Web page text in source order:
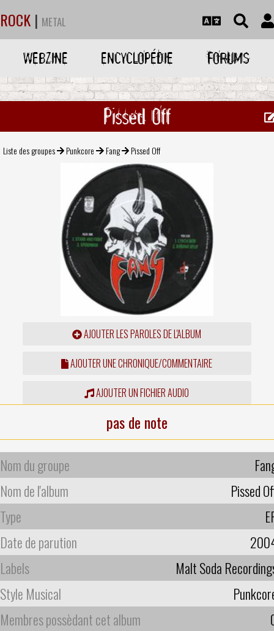
ROCK | METAL
WEBZINE ENCYCLOPÉDIE FORUMS
Pissed Off
Liste des groupes Punkcore Fang Pissed Off
AJOUTER LES PAROLES DE L'ALBUM
AJOUTER UNE CHRONIQUE/COMMENTAIRE
AJOUTER UN FICHIER AUDIO
pas de note
Nom du groupe
Nom de l'album
Pissed
Type
Date de parution
Labels
Malt Soda
Style Musical
Membres possèdant cet album